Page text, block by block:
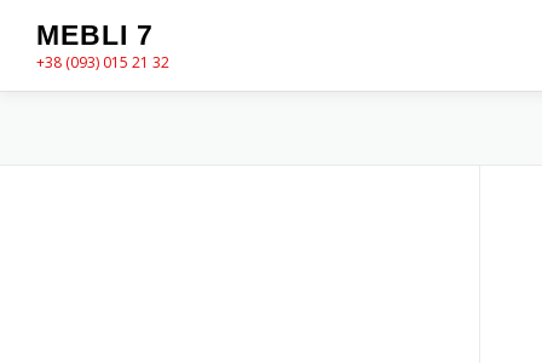
вмісту
MEBLI 7
+38 (093) 015 21 32